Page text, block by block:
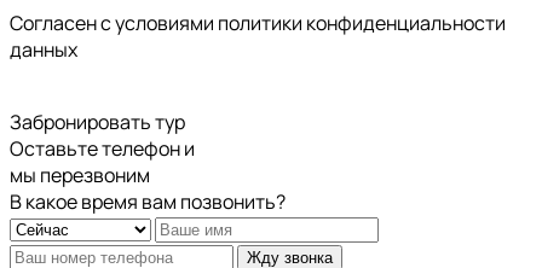
Cогласен с условиями политики конфиденциальности
данных
Забронировать тур
Оставьте телефон и
мы перезвоним
В какое время вам позвонить?
Жду звонка